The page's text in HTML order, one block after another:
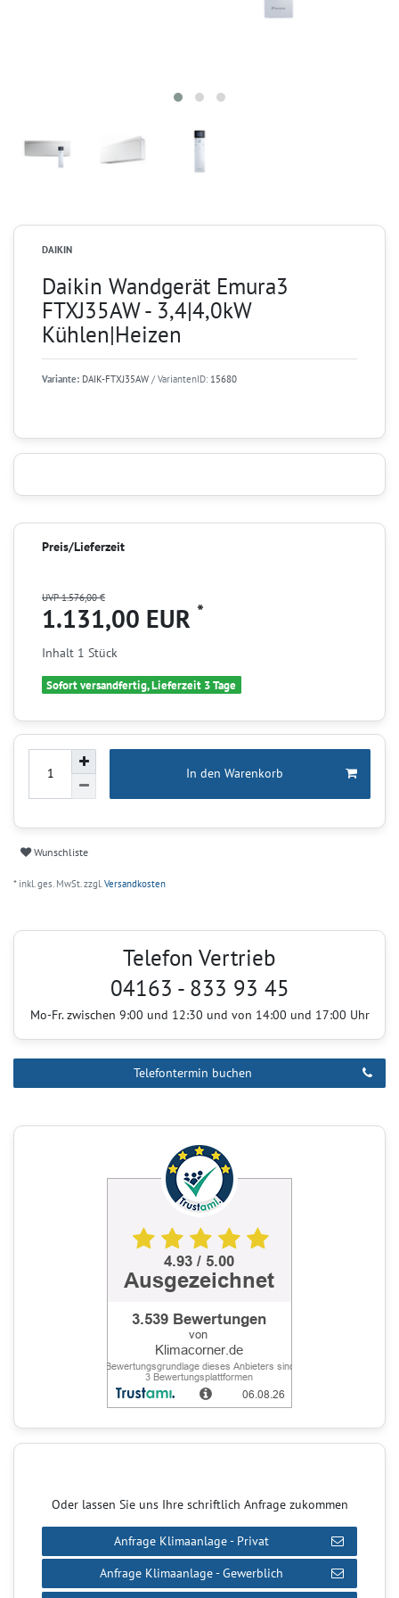
DAIKIN
Daikin Wandgerät Emura3
FTXJ35AW - 3,4|4,0kW
Kühlen|Heizen
Variante: DAIK-FTXJ35AW / VariantenID: 15680
Preis/Lieferzeit
UVP 1.576,00 €
1.131,00 EUR *
Inhalt 1 Stück
Sofort versandfertig, Lieferzeit 3 Tage
In den Warenkorb
Wunschliste
* inkl. ges. MwSt. zzgl.Versandkosten
Telefon Vertrieb
04163 - 833 93 45
Mo-Fr. zwischen 9:00 und 12:30 und von 14:00 und 17:00 Uhr
Telefontermin buchen
Oder lassen Sie uns Ihre schriftlich Anfrage zukommen
Anfrage Klimaanlage - Privat
Anfrage Klimaanlage - Gewerblich